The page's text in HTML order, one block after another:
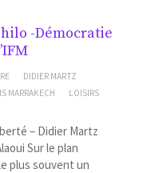
-Démocratie
DIDIER MARTZ
MARRAKECH
LOISIRS
– Didier Martz
Sur le plan
plus souvent un